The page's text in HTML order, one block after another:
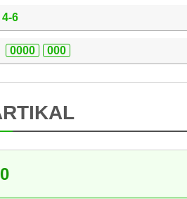
4-6
0000 000